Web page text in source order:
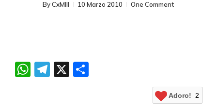
By CxMIII 10 Marzo 2010 One Comment
WhatsApp
Telegram
X Condividi
Adoro! 2